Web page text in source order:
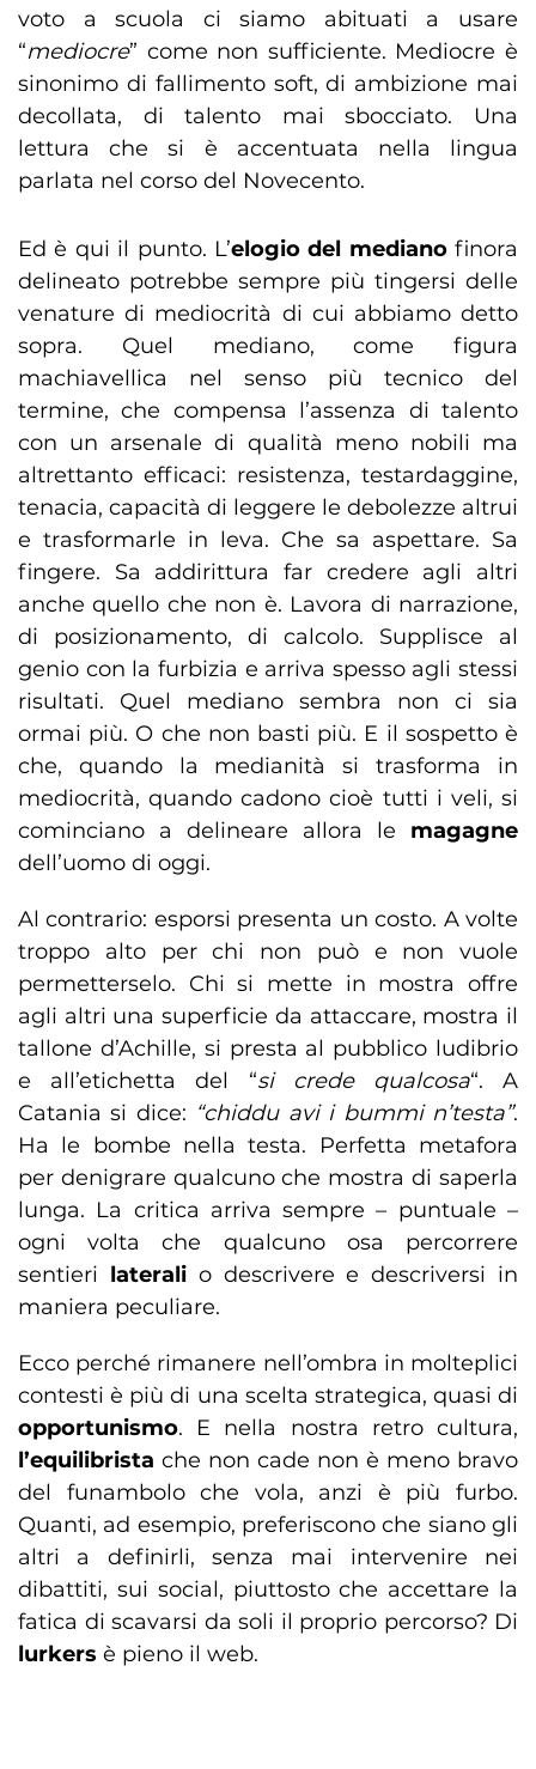
voto a scuola ci siamo abituati a usare
“mediocre” come non sufficiente. Mediocre è
sinonimo di fallimento soft, di ambizione mai
decollata, di talento mai sbocciato. Una
lettura che si è accentuata nella lingua
parlata nel corso del Novecento.
Ed è qui il punto. L’elogio del mediano finora
delineato potrebbe sempre più tingersi delle
venature di mediocrità di cui abbiamo detto
sopra. Quel mediano, come figura
machiavellica nel senso più tecnico del
termine, che compensa l’assenza di talento
con un arsenale di qualità meno nobili ma
altrettanto efficaci: resistenza, testardaggine,
tenacia, capacità di leggere le debolezze altrui
e trasformarle in leva. Che sa aspettare. Sa
fingere. Sa addirittura far credere agli altri
anche quello che non è. Lavora di narrazione,
di posizionamento, di calcolo. Supplisce al
genio con la furbizia e arriva spesso agli stessi
risultati. Quel mediano sembra non ci sia
ormai più. O che non basti più. E il sospetto è
che, quando la medianità si trasforma in
mediocrità, quando cadono cioè tutti i veli, si
cominciano a delineare allora le magagne
dell’uomo di oggi.
Al contrario: esporsi presenta un costo. A volte
troppo alto per chi non può e non vuole
permetterselo. Chi si mette in mostra offre
agli altri una superficie da attaccare, mostra il
tallone d’Achille, si presta al pubblico ludibrio
e all’etichetta del “si crede qualcosa“. A
Catania si dice: “chiddu avi i bummi n’testa”.
Ha le bombe nella testa. Perfetta metafora
per denigrare qualcuno che mostra di saperla
lunga. La critica arriva sempre – puntuale –
ogni volta che qualcuno osa percorrere
sentieri laterali o descrivere e descriversi in
maniera peculiare.
Ecco perché rimanere nell’ombra in molteplici
contesti è più di una scelta strategica, quasi di
opportunismo. E nella nostra retro cultura,
l’equilibrista che non cade non è meno bravo
del funambolo che vola, anzi è più furbo.
Quanti, ad esempio, preferiscono che siano gli
altri a definirli, senza mai intervenire nei
dibattiti, sui social, piuttosto che accettare la
fatica di scavarsi da soli il proprio percorso? Di
lurkers è pieno il web.